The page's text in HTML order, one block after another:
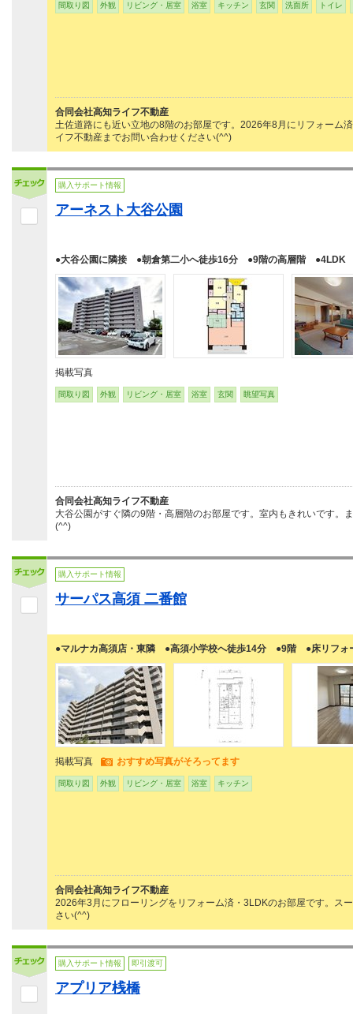
間取り図 外観 リビング・居室 浴室 キッチン 玄関 洗面所 トイレ
合同会社高知ライフ不動産
土佐道路にも近い立地の8階のお部屋です。2026年8月にリフォーム
イフ不動産までお問い合わせください(^^)
購入サポート情報
アーネスト大谷公園
●大谷公園に隣接 ●朝倉第二小へ徒歩16分 ●9階の高層階 ●4LDK
掲載写真
間取り図 外観 リビング・居室 浴室 玄関 眺望写真
合同会社高知ライフ不動産
大谷公園がすぐ隣の9階・高層階のお部屋です。室内もきれいです
(^^)
購入サポート情報
サーパス高須 二番館
●マルナカ高須店・東隣 ●高須小学校へ徒歩14分 ●9階 ●床リフォ
掲載写真 おすすめ写真がそろってます
間取り図 外観 リビング・居室 浴室 キッチン
合同会社高知ライフ不動産
2026年3月にフローリングをリフォーム済・3LDKのお部屋です。ス
さい(^^)
購入サポート情報 即引渡可
アプリア桟橋